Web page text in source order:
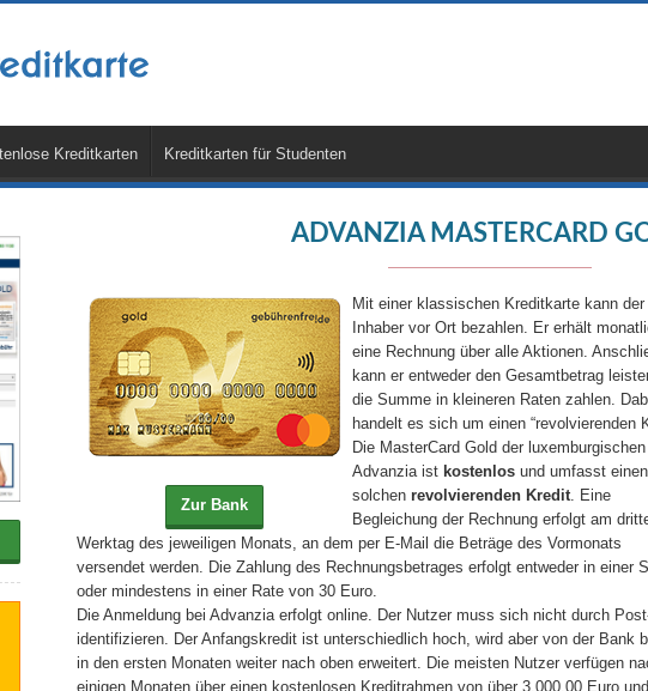
Kreditkarten Kreditkarten für Studenten
ADVANZIA MASTERCARD
Mit einer klassischen Kreditkarte kann der
Inhaber vor Ort bezahlen. Er erhält
eine Rechnung über alle Aktionen.
kann er entweder den Gesamtbetrag
die Summe in kleineren Raten zahlen.
handelt es sich um einen “revolvierenden
Die MasterCard Gold der
Advanzia ist kostenlosund umfasst einen
solchen revolvierenden Kredit. Eine
Begleichung der Rechnung erfolgt am
Werktag des jeweiligen Monats, an dem per E-Mail die Beträge des Vormonats
versendet werden. Die Zahlung des Rechnungsbetrages erfolgt entweder in einer
oder mindestens in einer Rate von 30 Euro.
Die Anmeldung bei Advanzia erfolgt online. Der Nutzer muss sich nicht durch
identifizieren. Der Anfangskredit ist unterschiedlich hoch, wird aber von der Bank
in den ersten Monaten weiter nach oben erweitert. Die meisten Nutzer verfügen
einigen Monaten über einen kostenlosen Kreditrahmen von über 3.000,00 Euro